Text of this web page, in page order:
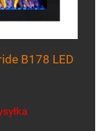
B178 LED